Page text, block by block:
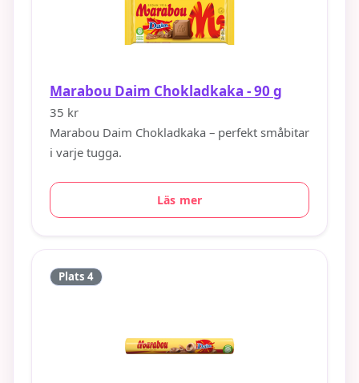
Marabou Daim Chokladkaka - 90 g
35 kr
Marabou Daim Chokladkaka – perfekt småbitar
i varje tugga.
Läs mer
Plats 4